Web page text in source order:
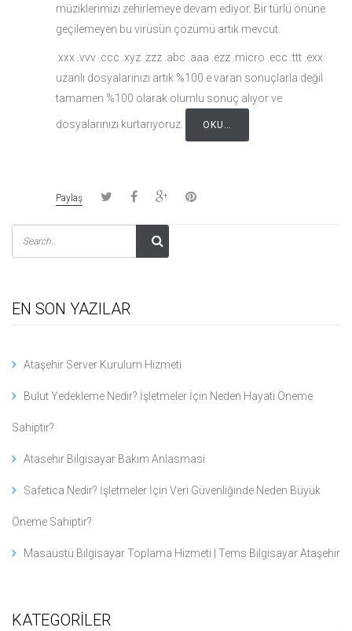
müziklerimizi zehirlemeye devam ediyor. Bir türlü önüne
geçilemeyen bu virüsün çözümü artık mevcut.
.xxx .vvv .ccc .xyz .zzz .abc .aaa .ezz .micro .ecc .ttt .exx
uzanlı dosyalarınızı artık %100 e varan sonuçlarla değil
tamamen %100 olarak olumlu sonuç alıyor ve
dosyalarınızı kurtarıyoruz. OKU…
Paylaş
EN SON YAZILAR
Ataşehir Server Kurulum Hizmeti
Bulut Yedekleme Nedir? İşletmeler İçin Neden Hayati Öneme
Sahiptir?
Atasehir Bilgisayar Bakım Anlasmasi
Safetica Nedir? İşletmeler İçin Veri Güvenliğinde Neden Büyük
Öneme Sahiptir?
Masaüstü Bilgisayar Toplama Hizmeti | Tems Bilgisayar Ataşehir
KATEGORİLER